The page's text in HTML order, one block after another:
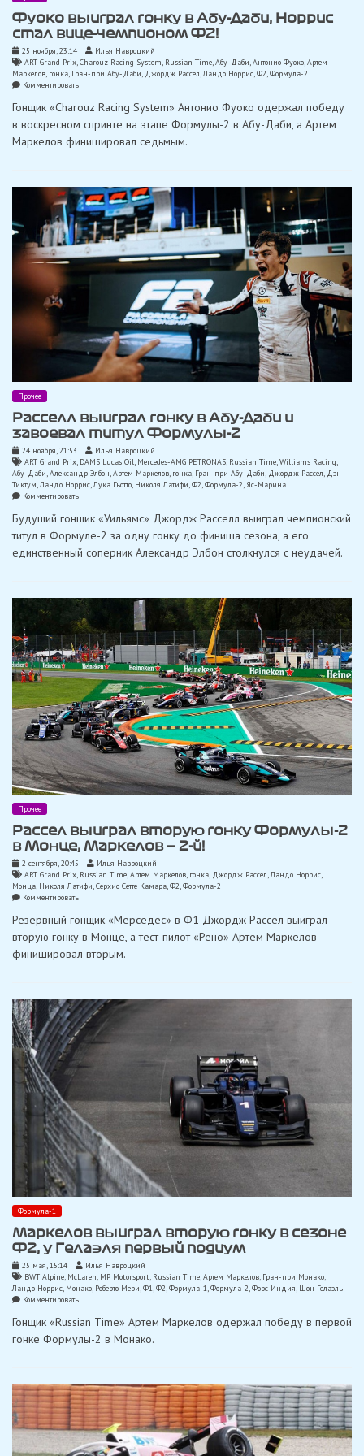
Фуоко выиграл гонку в Абу-Даби, Норрис
стал вице-чемпионом Ф2!
25 ноября, 23:14
Илья Навроцкий
ART Grand Prix,Charouz Racing System, Russian Time,Абу-Даби,Антонио Фуоко,Артем
Маркелов, гонка, Гран-при Абу-Даби, Джордж Рассел,Ландо Норрис,Ф2,Формула-2
Комментироватьon
выиграл
в
Абу-
вице-
чемпионом
Ф2!
Гонщик «Charouz Racing System» Антонио Фуоко одержал победу
в воскресном спринте на этапе Формулы-2 в Абу-Даби, а Артем
Маркелов финишировал седьмым.
Прочее
Расселл выиграл гонку в Абу-Даби и
завоевал титул Формулы-2
24 ноября, 21:53
Илья Навроцкий
ART Grand Prix, DAMS Lucas Oil, Mercedes-AMG PETRONAS, Russian Time,Williams Racing
Абу-Даби,Александр Элбон,Артем Маркелов, гонка, Гран-при Абу-Даби, Джордж Рассел, Дэн
Тиктум,Ландо Норрис,Лука Гьотто, Николя Латифи,Ф2,Формула-2,Яс-Марина
Комментироватьon
выиграл
в
Абу-
титул
Формулы-2
Будущий гонщик «Уильямс» Джордж Расселл выиграл чемпионский
титул в Формуле-2 за одну гонку до финиша сезона, а его
единственный соперник Александр Элбон столкнулся с неудачей.
Прочее
Рассел выиграл вторую гонку Формулы-2
в Монце, Маркелов — 2-й!
2 сентября, 20:45
Илья Навроцкий
ART Grand Prix, Russian Time,Артем Маркелов, гонка, Джордж Рассел,Ландо Норрис
Монца, Николя Латифи,Серхио Сетте Камара,Ф2,Формула-2
Комментироватьon
выиграл
вторую
гонку
Формулы-2
—
2-
й!
Резервный гонщик «Мерседес» в Ф1 Джордж Рассел выиграл
вторую гонку в Монце, а тест-пилот «Рено» Артем Маркелов
финишировал вторым.
Формула-1
Маркелов выиграл вторую гонку в сезоне
Ф2, у Гелаэля первый подиум
25 мая, 15:14
Илья Навроцкий
BWT Alpine, McLaren, MP Motorsport, Russian Time,Артем Маркелов, Гран-при Монако
Ландо Норрис, Монако, Роберто Мери,Ф1,Ф2,Формула-1,Формула-2,Форс Индия, Шон Гелаэль
Комментироватьon
выиграл
вторую
гонку
у
Гелаэля
первый
подиум
Гонщик «Russian Time» Артем Маркелов одержал победу в первой
гонке Формулы-2 в Монако.